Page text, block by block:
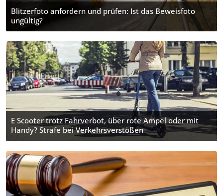
Blitzerfoto anfordern und prüfen: Ist das Beweisfoto
ungültig?
E Scooter trotz Fahrverbot, über rote Ampel oder mit
Handy? Strafe bei Verkehrsverstößen